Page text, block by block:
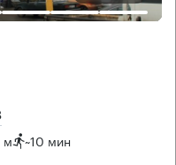
м ~10 мин